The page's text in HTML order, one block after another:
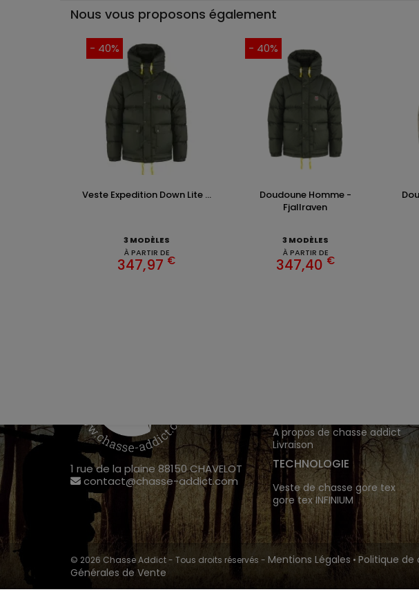
Nous vous proposons également
- 40%
Veste Expedition Down Lite ...
3 MODÈLES
À PARTIR DE
347,97 €
- 40%
Doudoune Homme -
Fjallraven
3 MODÈLES
À PARTIR DE
347,40 €
1 rue de la plaine 88150 CHAVELOT
contact@chasse-addict.com
A propos de chasse addict
Livraison
TECHNOLOGIE
Veste de chasse gore tex
gore tex INFINIUM
© 2026 Chasse Addict - Tous droits réservés - Mentions Légales • Politique
Générales de Vente